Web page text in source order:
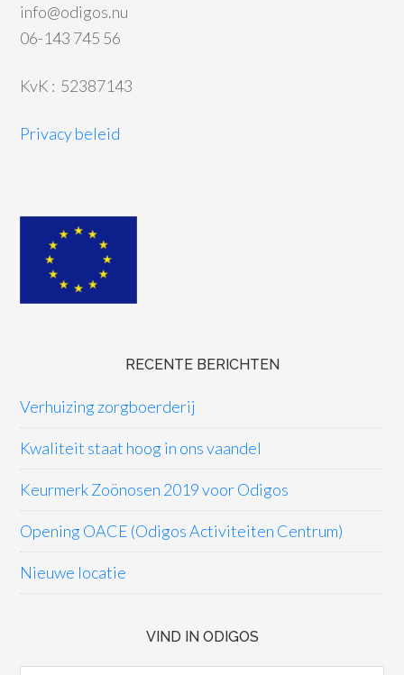
info@odigos.nu
06-143 745 56
KvK : 52387143
Privacy beleid
RECENTE BERICHTEN
Verhuizing zorgboerderij
Kwaliteit staat hoog in ons vaandel
Keurmerk Zoönosen 2019 voor Odigos
Opening OACE (Odigos Activiteiten Centrum)
Nieuwe locatie
VIND IN ODIGOS